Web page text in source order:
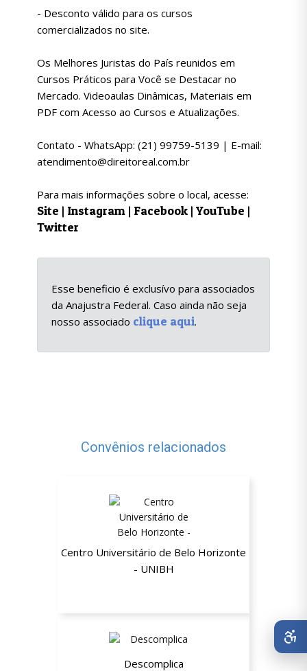
- Desconto válido para os cursos
comercializados no site.
Os Melhores Juristas do País reunidos em
Cursos Práticos para Você se Destacar no
Mercado. Videoaulas Dinâmicas, Materiais em
PDF com Acesso ao Cursos e Atualizações.
Contato - WhatsApp: (21) 99759-5139 | E-mail:
atendimento@direitoreal.com.br
Para mais informações sobre o local, acesse:
Site | Instagram | Facebook | YouTube |
Twitter
Esse beneficio é exclusívo para associados
da Anajustra Federal. Caso ainda não seja
nosso associado clique aqui.
Convênios relacionados
Centro Universitário de Belo Horizonte
- UNIBH
Descomplica